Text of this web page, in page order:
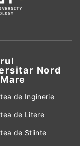
Nord
de Inginerie
de Litere
de Stiinte